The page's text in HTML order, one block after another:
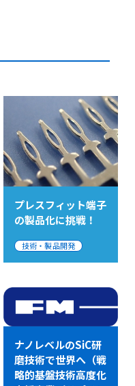
プレスフィット端子
の製品化に挑戦！
技術・製品開発
ナノレベルのSiC研
磨技術で世界へ（戦
略的基盤技術高度化